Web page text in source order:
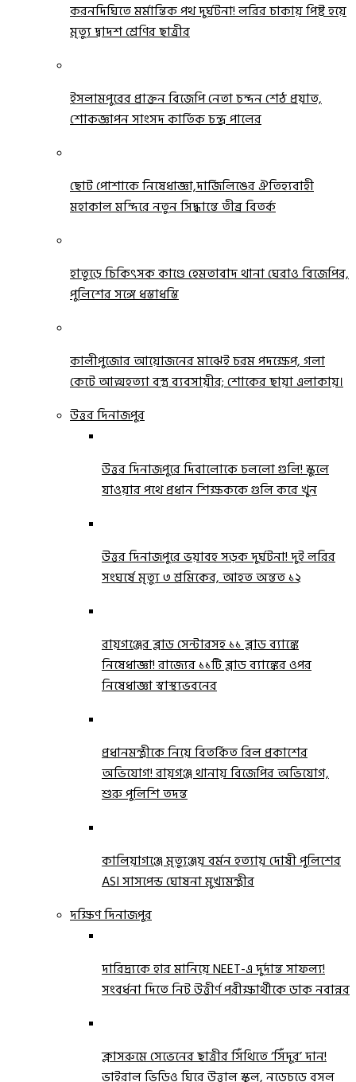
করনদিঘিতে মর্মান্তিক পথ দুর্ঘটনা! লরির চাকায় পিষ্ট হয়ে
মৃত্যু দ্বাদশ শ্রেণির ছাত্রীর
ইসলামপুরের প্রাক্তন বিজেপি নেতা চন্দন শেঠ প্রয়াত,
শোকজ্ঞাপন সাংসদ কার্তিক চন্দ্র পালের
ছোট পোশাকে নিষেধাজ্ঞা,দার্জিলিঙের ঐতিহ্যবাহী
মহাকাল মন্দিরে নতুন সিদ্ধান্তে তীব্র বিতর্ক
হাতুড়ে চিকিৎসক কাণ্ডে হেমতাবাদ থানা ঘেরাও বিজেপির,
পুলিশের সঙ্গে ধস্তাধস্তি
কালীপুজোর আয়োজনের মাঝেই চরম পদক্ষেপ, গলা
কেটে আত্মহত্যা বস্ত্র ব্যবসায়ীর; শোকের ছায়া এলাকায়।
উত্তর দিনাজপুর
উত্তর দিনাজপুরে দিবালোকে চললো গুলি! স্কুলে
যাওয়ার পথে প্রধান শিক্ষককে গুলি করে খুন
উত্তর দিনাজপুরে ভয়াবহ সড়ক দুর্ঘটনা! দুই লরির
সংঘর্ষে মৃত্যু ৩ শ্রমিকের, আহত অন্তত ১২
রায়গঞ্জের ব্লাড সেন্টারসহ ১১ ব্লাড ব্যাঙ্কে
নিষেধাজ্ঞা! রাজ্যের ১১টি ব্লাড ব্যাঙ্কের ওপর
নিষেধাজ্ঞা স্বাস্থ্যভবনের
প্রধানমন্ত্রীকে নিয়ে বিতর্কিত রিল প্রকাশের
অভিযোগ! রায়গঞ্জ থানায় বিজেপির অভিযোগ,
শুরু পুলিশি তদন্ত
কালিয়াগঞ্জে মৃত্যুঞ্জয় বর্মন হত্যায় দোষী পুলিশের
ASI সাসপেন্ড ঘোষনা মুখ্যমন্ত্রীর
দক্ষিণ দিনাজপুর
দারিদ্র্যকে হার মানিয়ে NEET-এ দুর্দান্ত সাফল্য!
সংবর্ধনা দিতে নিট উত্তীর্ণ পরীক্ষার্থীকে ডাক নবান্নর
ক্লাসরুমে সেভেনের ছাত্রীর সিঁথিতে ‘সিঁদুর’ দান!
ভাইরাল ভিডিও ঘিরে উত্তাল স্কুল, নড়েচড়ে বসল